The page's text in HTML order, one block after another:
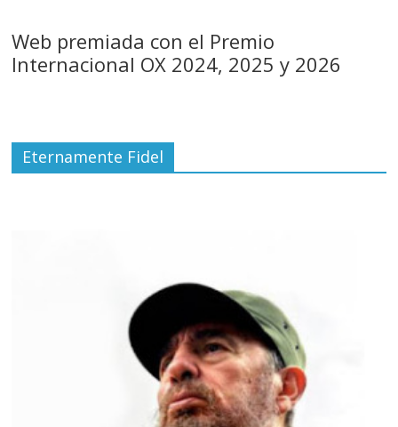
Web premiada con el Premio
Internacional OX 2024, 2025 y 2026
Eternamente Fidel